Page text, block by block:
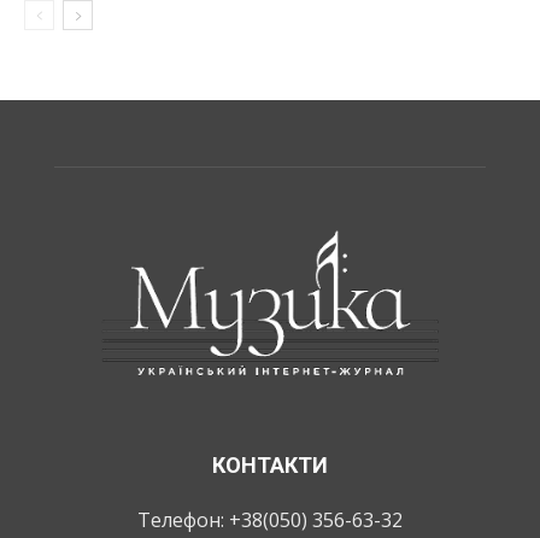
КОНТАКТИ
Телефон: +38(050) 356-63-32